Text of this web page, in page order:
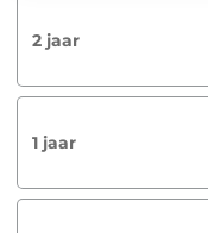
2 jaar
1 jaar